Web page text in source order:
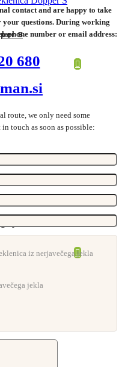
S
jekla z bambus
contact and are happy to take
your questions. During working
number or email address:
680
route, we only need some
touch as soon as possible:
jekla